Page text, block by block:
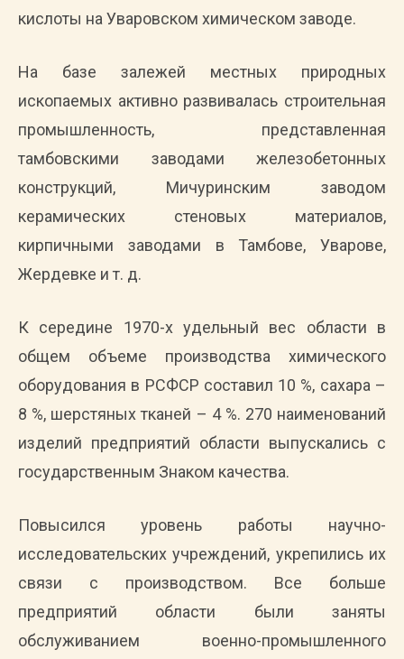
кислоты на Уваровском химическом заводе.
На базе залежей местных природных
ископаемых активно развивалась строительная
промышленность, представленная
тамбовскими заводами железобетонных
конструкций, Мичуринским заводом
керамических стеновых материалов,
кирпичными заводами в Тамбове, Уварове,
Жердевке и т. д.
К середине 1970-х удельный вес области в
общем объеме производства химического
оборудования в РСФСР составил 10 %, сахара –
8 %, шерстяных тканей – 4 %. 270 наименований
изделий предприятий области выпускались с
государственным Знаком качества.
Повысился уровень работы научно-
исследовательских учреждений, укрепились их
связи с производством. Все больше
предприятий области были заняты
обслуживанием военно-промышленного